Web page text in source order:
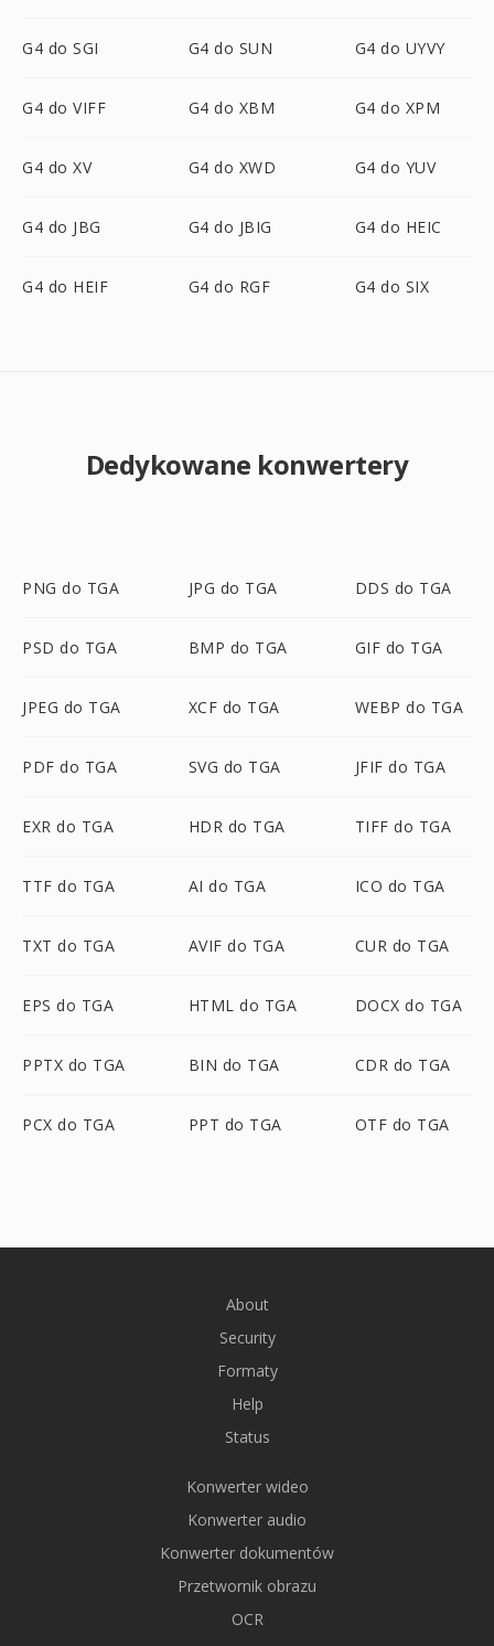
G4 do SGI G4 do SUN G4 do UYVY
G4 do VIFF G4 do XBM G4 do XPM
G4 do XV G4 do XWD G4 do YUV
G4 do JBG G4 do JBIG G4 do HEIC
G4 do HEIF G4 do RGF G4 do SIX
Dedykowane konwertery
PNG do TGA JPG do TGA DDS do TGA
PSD do TGA BMP do TGA GIF do TGA
JPEG do TGA XCF do TGA WEBP do TGA
PDF do TGA SVG do TGA JFIF do TGA
EXR do TGA HDR do TGA TIFF do TGA
TTF do TGA AI do TGA ICO do TGA
TXT do TGA AVIF do TGA CUR do TGA
EPS do TGA HTML do TGA DOCX do TGA
PPTX do TGA BIN do TGA CDR do TGA
PCX do TGA PPT do TGA OTF do TGA
About
Security
Formaty
Help
Status
Konwerter wideo
Konwerter audio
Konwerter dokumentów
Przetwornik obrazu
OCR